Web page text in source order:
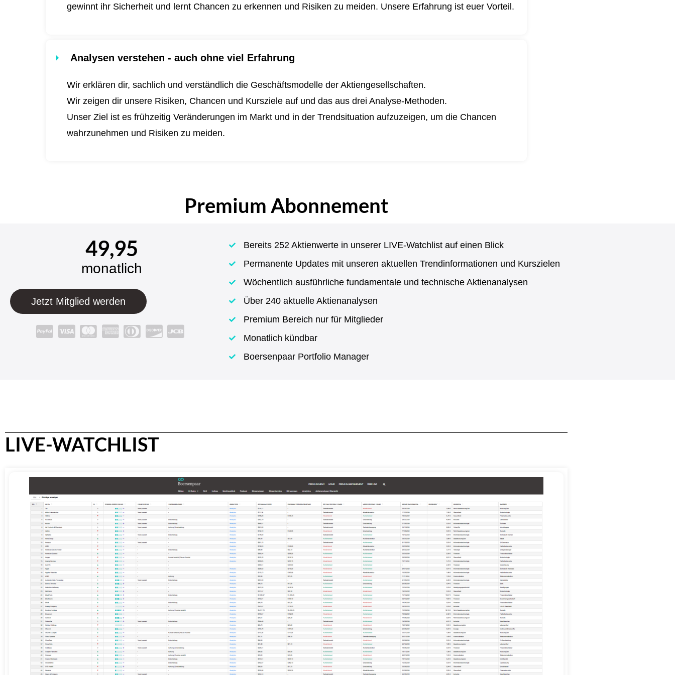
gewinnt ihr Sicherheit und lernt Chancen zu erkennen und Risiken zu meiden. Unsere Erfahrung ist euer Vorteil.
Analysen verstehen - auch ohne viel Erfahrung
Wir erklären dir, sachlich und verständlich die Geschäftsmodelle der Aktiengesellschaften.
Wir zeigen dir unsere Risiken, Chancen und Kursziele auf und das aus drei Analyse-Methoden.
Unser Ziel ist es frühzeitig Veränderungen im Markt und in der Trendsituation aufzuzeigen, um die Chancen
wahrzunehmen und Risiken zu meiden.
Premium Abonnement
49,95
monatlich
Jetzt Mitglied werden
Bereits 252 Aktienwerte in unserer LIVE-Watchlist auf einen Blick
Permanente Updates mit unseren aktuellen Trendinformationen und Kurszielen
Wöchentlich ausführliche fundamentale und technische Aktienanalysen
Über 240 aktuelle Aktienanalysen
Premium Bereich nur für Mitglieder
Monatlich kündbar
Boersenpaar Portfolio Manager
LIVE-WATCHLIST